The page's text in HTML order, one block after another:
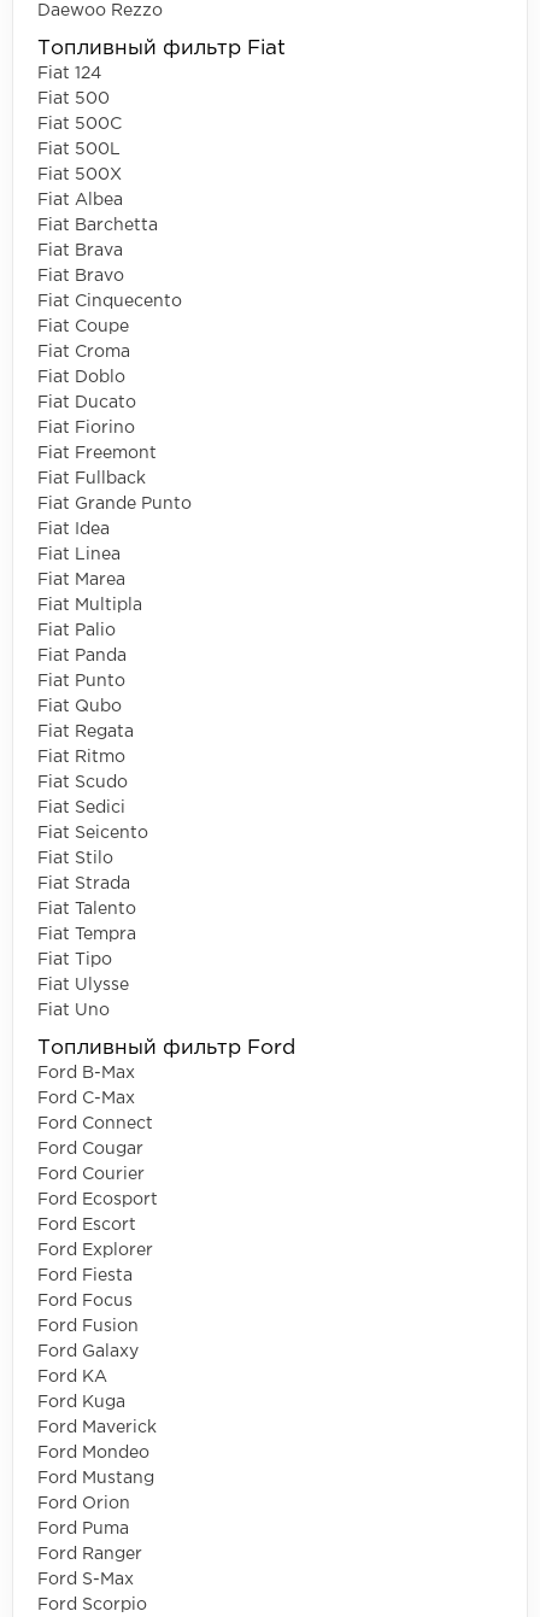
Daewoo Rezzo
Топливный фильтр Fiat
Fiat 124
Fiat 500
Fiat 500C
Fiat 500L
Fiat 500X
Fiat Albea
Fiat Barchetta
Fiat Brava
Fiat Bravo
Fiat Cinquecento
Fiat Coupe
Fiat Croma
Fiat Doblo
Fiat Ducato
Fiat Fiorino
Fiat Freemont
Fiat Fullback
Fiat Grande Punto
Fiat Idea
Fiat Linea
Fiat Marea
Fiat Multipla
Fiat Palio
Fiat Panda
Fiat Punto
Fiat Qubo
Fiat Regata
Fiat Ritmo
Fiat Scudo
Fiat Sedici
Fiat Seicento
Fiat Stilo
Fiat Strada
Fiat Talento
Fiat Tempra
Fiat Tipo
Fiat Ulysse
Fiat Uno
Топливный фильтр Ford
Ford B-Max
Ford C-Max
Ford Connect
Ford Cougar
Ford Courier
Ford Ecosport
Ford Escort
Ford Explorer
Ford Fiesta
Ford Focus
Ford Fusion
Ford Galaxy
Ford KA
Ford Kuga
Ford Maverick
Ford Mondeo
Ford Mustang
Ford Orion
Ford Puma
Ford Ranger
Ford S-Max
Ford Scorpio